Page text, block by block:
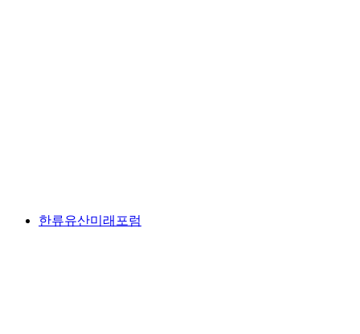
한류유산미래포럼